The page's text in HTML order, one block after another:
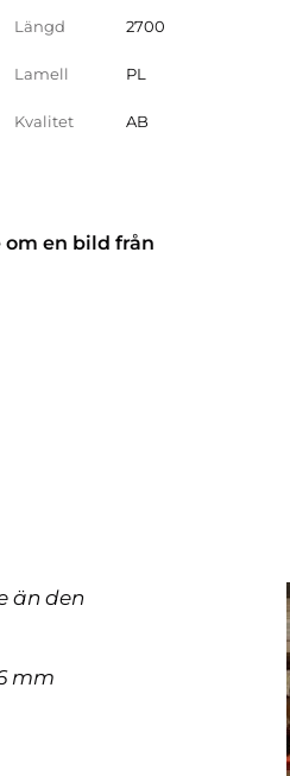
Längd 2700
Lamell PL
Kvalitet AB
en bild från
än den
mm